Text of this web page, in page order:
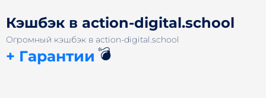
Кэшбэк в action-digital.school
Огромный кэшбэк в action-digital.school
+ Гарантии 💣